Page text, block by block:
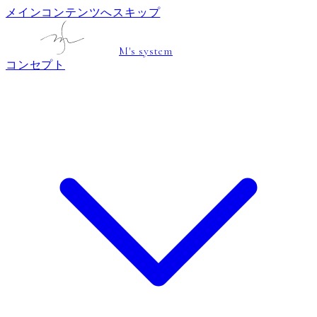
メインコンテンツへスキップ
M's system
コンセプト